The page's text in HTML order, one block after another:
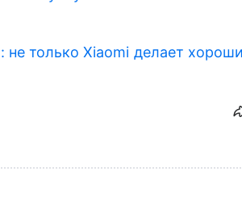
не только Xiaomi делает